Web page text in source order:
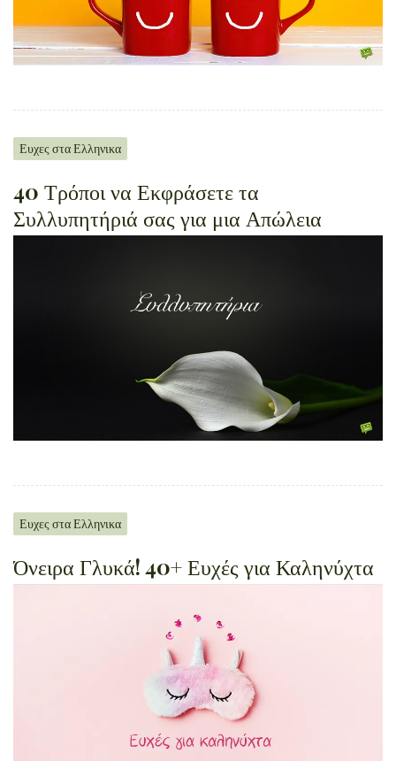
Ευχες στα Ελληνικα
40 Τρόποι να Εκφράσετε τα
Συλλυπητήριά σας για μια Απώλεια
Ευχες στα Ελληνικα
Όνειρα Γλυκά! 40+ Ευχές για Καληνύχτα